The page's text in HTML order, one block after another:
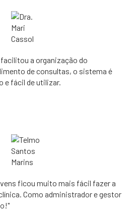
facilitou a organização do
de consultas, o sistema é
e fácil de utilizar.
ficou muito mais fácil fazer a
Como administrador e gestor